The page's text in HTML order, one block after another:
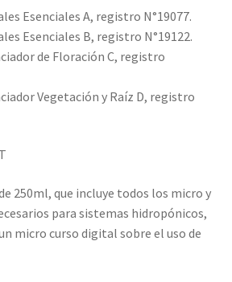
Esenciales A, registro N°19077.
Esenciales B, registro N°19122.
de Floración C, registro
Vegetación y Raíz D, registro
250ml, que incluye todos los micro y
para sistemas hidropónicos,
micro curso digital sobre el uso de